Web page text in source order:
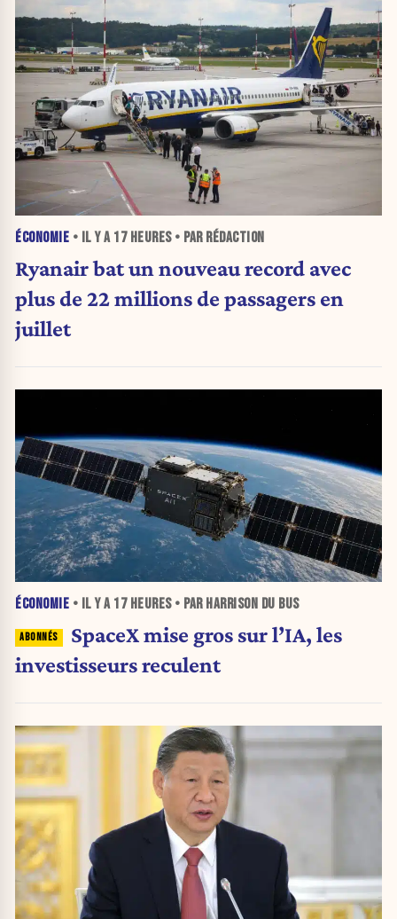
ÉCONOMIE • IL Y A 17 HEURES• PAR RÉDACTION
Ryanair bat un nouveau record avec
plus de 22 millions de passagers en
juillet
ÉCONOMIE • IL Y A 17 HEURES• PAR HARRISON DU BUS
SpaceX mise gros sur l’IA, les
investisseurs reculent